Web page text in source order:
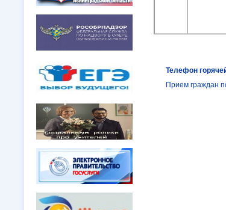
Телефон
Прием граждан